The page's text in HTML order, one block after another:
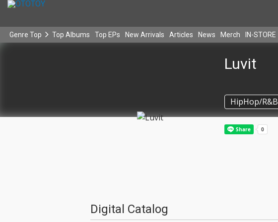
Genre Top Top Albums Top EPs New Arrivals Articles News Merch IN-STORE
Luvit
HipHop/R&B
Digital Catalog